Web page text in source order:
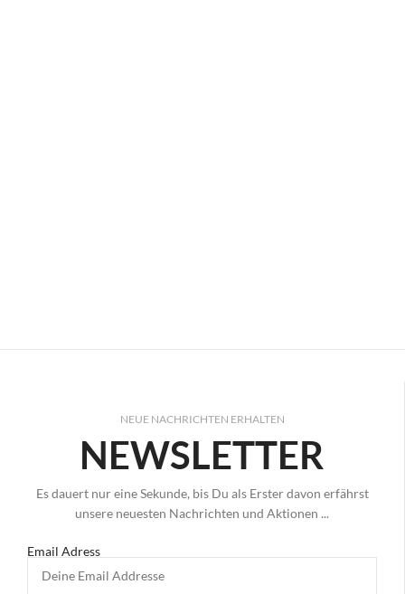
NEUE NACHRICHTEN ERHALTEN
NEWSLETTER
Es dauert nur eine Sekunde, bis Du als Erster davon erfährst
unsere neuesten Nachrichten und Aktionen ...
Email Adress